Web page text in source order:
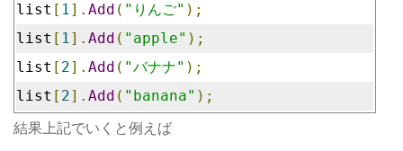
list [ 1]. Add ( "りんご" );
list [ 1]. Add ( "apple" );
list [ 2]. Add ( "バナナ" );
list [ 2]. Add ( "banana" );
結果上記でいくと例えば